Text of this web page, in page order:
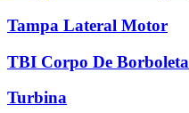
Tampa Lateral Motor
TBI Corpo De Borboleta
Turbina